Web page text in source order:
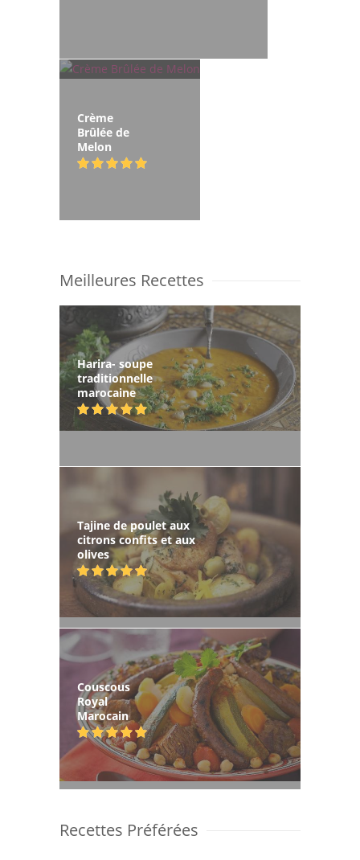
Crème
Brûlée de
Melon
Meilleures Recettes
Harira- soupe
traditionnelle
marocaine
Tajine de poulet aux
citrons confits et aux
olives
Couscous
Royal
Marocain
Recettes Préférées